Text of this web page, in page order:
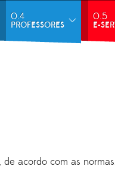
0.4
PROFESSORES
0.5
E-
acordo com as